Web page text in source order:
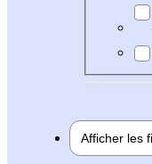
Afficher les